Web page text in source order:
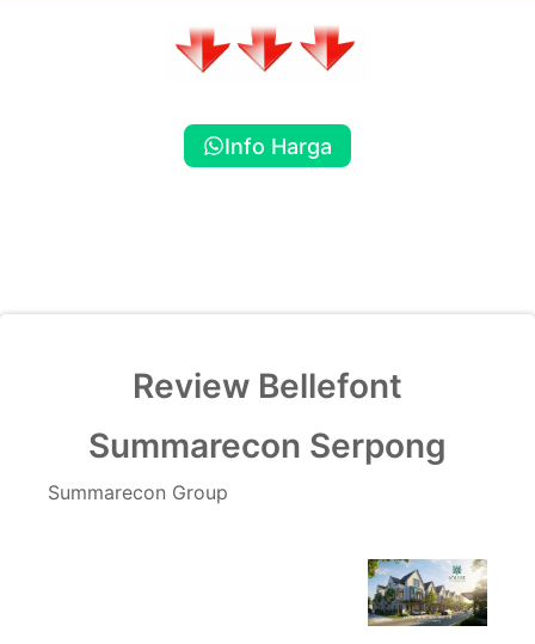
Info Harga
Review Bellefont
Summarecon Serpong
Summarecon Group